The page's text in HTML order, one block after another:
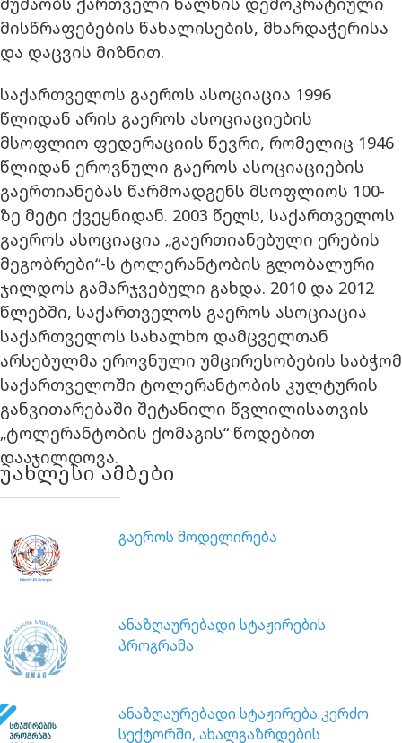
მისწრაფებების წახალისების, მხარდაჭერისა
და დაცვის მიზნით.
საქართველოს გაეროს ასოციაცია 1996
წლიდან არის გაეროს ასოციაციების
მსოფლიო ფედერაციის წევრი, რომელიც 1946
წლიდან ეროვნული გაეროს ასოციაციების
გაერთიანებას წარმოადგენს მსოფლიოს 100-
ზე მეტი ქვეყნიდან. 2003 წელს, საქართველოს
გაეროს ასოციაცია „გაერთიანებული ერების
მეგობრები“-ს ტოლერანტობის გლობალური
ჯილდოს გამარჯვებული გახდა. 2010 და 2012
წლებში, საქართველოს გაეროს ასოციაცია
საქართველოს სახალხო დამცველთან
არსებულმა ეროვნული უმცირესობების საბჭომ
საქართველოში ტოლერანტობის კულტურის
განვითარებაში შეტანილი წვლილისათვის
„ტოლერანტობის ქომაგის“ წოდებით
დააჯილდოვა.
უახლესი ამბები
გაეროს მოდელირება
ანაზღაურებადი სტაჟირების
პროგრამა
ანაზღაურებადი სტაჟირება კერძო
სექტორში, ახალგაზრდების